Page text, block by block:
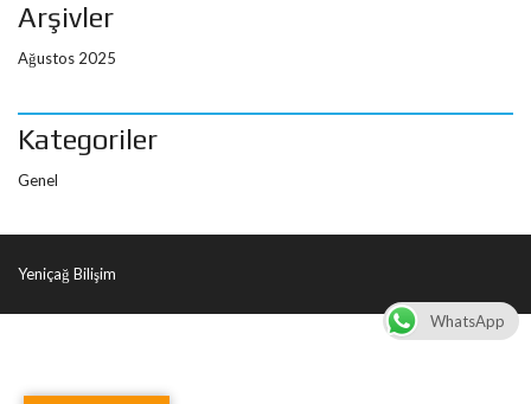
Arşivler
Ağustos 2025
Kategoriler
Genel
Yeniçağ Bilişim
WhatsApp